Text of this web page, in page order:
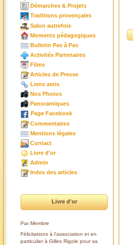
Démarches & Projets
Traditions provençales
Salon autrefois
Moments pédagogiques
Bulletin Pas à Pas
Activités Partenaires
Films
Articles de Presse
Liens amis
Nos Photos
Panoramiques
Page Facebook
Commentaires
Mentions légales
Contact
Livre d'or
Admin
Index des articles
Livre d'or
ParMembre
Félicitations à l'association et en
particulier à Gilles Rigole pour sa